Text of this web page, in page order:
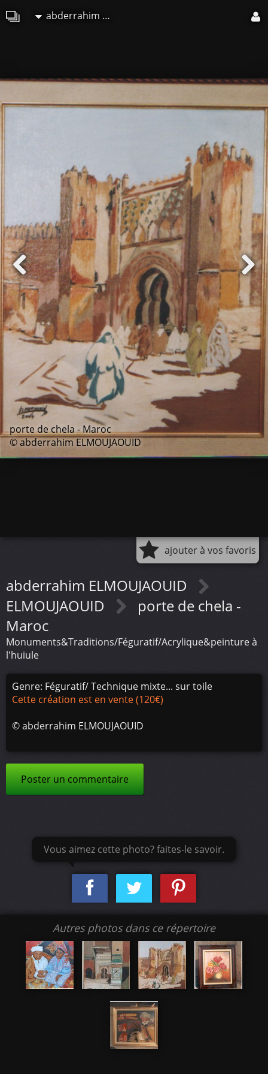
abderrahim ELMOUJAOUID
porte de chela - Maroc
© abderrahim ELMOUJAOUID
ajouter à vos favoris
abderrahim ELMOUJAOUID
ELMOUJAOUID
porte de chela -
Maroc
Monuments&Traditions/Féguratif/Acrylique&peinture à
l'huiule
Genre: Féguratif/ Technique mixte... sur toile
Cette création est en vente (120€)
©abderrahim ELMOUJAOUID
Poster un commentaire
Vous aimez cette photo? faites-le savoir.
Autres photos dans ce répertoire